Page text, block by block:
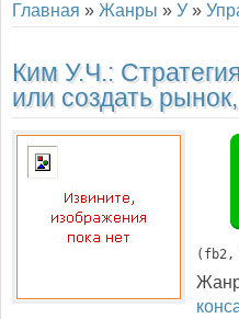
Главная » Жанры » У »
Ким У.Ч.:
или создать
( fb2,